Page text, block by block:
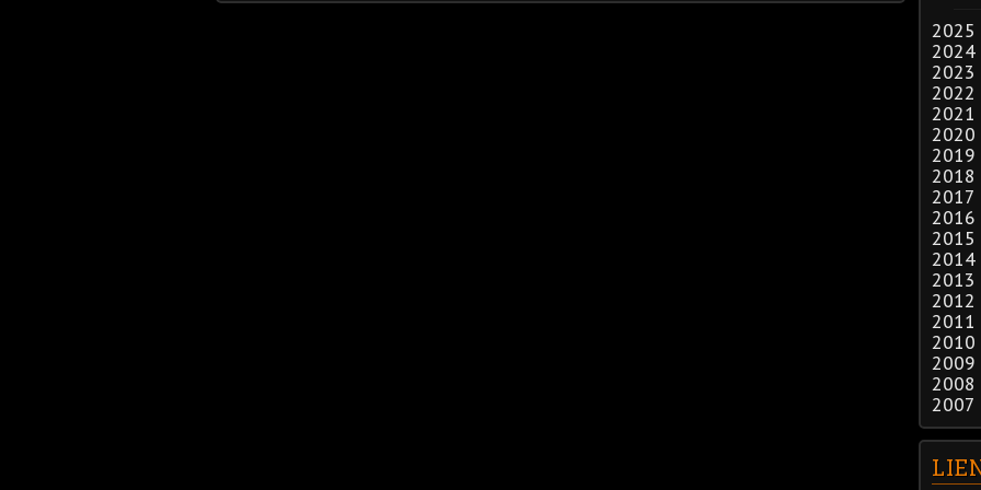
2025
2024
2023
2022
2021
2020
2019
2018
2017
2016
2015
2014
2013
2012
2011
2010
2009
2008
2007